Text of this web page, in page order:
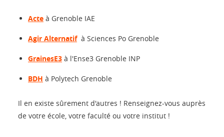
Acte à Grenoble IAE
Agir Alternatifà Sciences Po Grenoble
GrainesE3 à l'Ense3 Grenoble INP
BDH à Polytech Grenoble
Il en existe sûrement d'autres ! Renseignez-vous auprès
de votre école, votre faculté ou votre institut !